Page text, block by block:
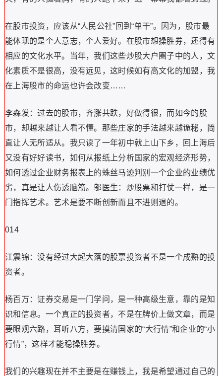
在股市投资，应该从“人民公社”回到“单干”。因为，股市最
能体现的是个人意志，个人爱好。在股市想操胜券，还得有
相应的文化水平。当年，我们这些炒股大户圈子中的人，文
化素质不是很高，没有远见，这时候如有高文化的加盟，我
在上海股市的命运也许会改变……
李森发：过去的股市，齐涨共跌，好做得很，而如今的股
市，却越来越让人看不懂。那些庄家的手法越来越诡秘，简
直让人无所适从。我只读了一年初中就上山下乡，回上海后
又没有好好读书，如何从报纸上分析国家的宏观经济形势，
如何透过企业财务报表上的蛛丝马迹判别一个企业的业绩优
劣，真是让人伤透脑筋。邬医生：炒股票和打仗一样，是一
门指挥艺术。艺术是要不断创新而且不进则退的。
014
江震锦：没有经过大起大落的股票投资者不是一个成熟的投
资者。
杨百万：证券交易是一门学问，是一种高级生意，靠的是知
识和信息。一个真正的投资者，不是在牌价上做文章，而是
要眼观六路，耳听八方，要摸清国家的“大行情”和企业的“小
行情”，这样才能稳操胜券。
我们的兴趣现在并不主要是在赚钱上，我是希望通过自己的